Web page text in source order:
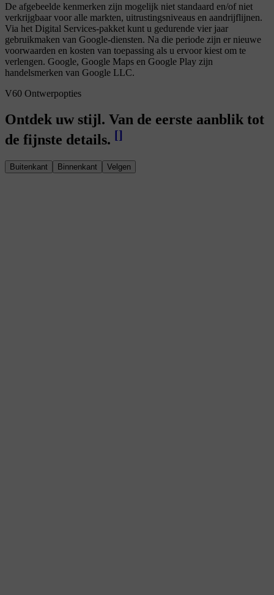
De afgebeelde kenmerken zijn mogelijk niet standaard en/of niet
verkrijgbaar voor alle markten, uitrustingsniveaus en aandrijflijnen.
Via het Digital Services-pakket kunt u gedurende vier jaar
gebruikmaken van Google-diensten. Na die periode zijn er nieuwe
voorwaarden en kosten van toepassing als u ervoor kiest om te
verlengen. Google, Google Maps en Google Play zijn
handelsmerken van Google LLC.
V60 Ontwerpopties
Ontdek uw stijl. Van de eerste aanblik tot
de fijnste details. []
Buitenkant Binnenkant Velgen